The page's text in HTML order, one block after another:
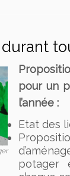
pour un
l’année :
Etat des
potager